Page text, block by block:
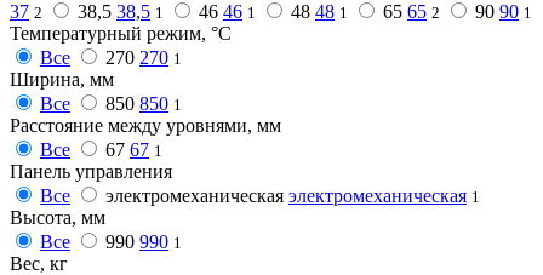
37 2 38,5 38,5 1 46 46 1 48 48 1 65 65 2 90 90 1
Температурный режим, °C
Все
270 270 1
Ширина, мм
Все
850 850 1
Расстояние между уровнями, мм
Все
67 67 1
Панель управления
Все
электромеханическая электромеханическая 1
Высота, мм
Все
990 990 1
Вес, кг